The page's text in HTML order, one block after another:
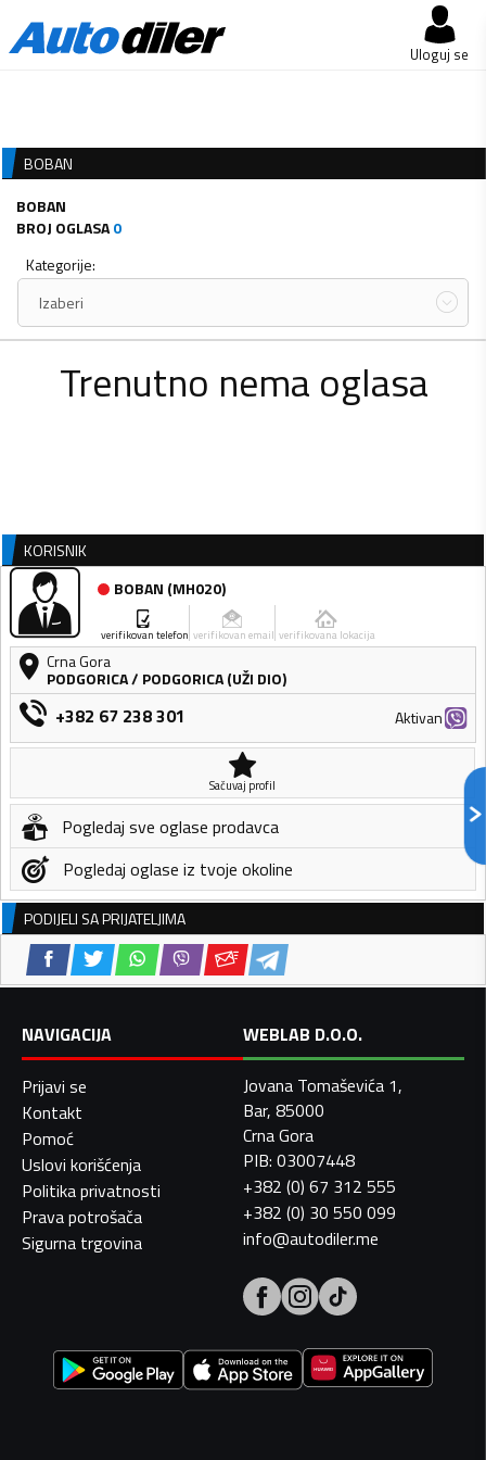
Uloguj se
BOBAN
BOBAN
BROJ OGLASA0
Kategorije:
Izaberi
Trenutno nema oglasa
KORISNIK
BOBAN (MH020)
verifikovan telefon verifikovan email verifikovana lokacija
Crna Gora
PODGORICA/ PODGORICA (UŽI DIO)
+382 67 238 301 Aktivan
Sačuvaj profil
Pogledaj sve oglase prodavca
Pogledaj oglase iz tvoje okoline
PODIJELI SA PRIJATELJIMA
NAVIGACIJA
Prijavi se
Kontakt
Pomoć
Uslovi korišćenja
Politika privatnosti
Prava potrošača
Sigurna trgovina
WEBLAB D.O.O.
Jovana Tomaševića 1,
Bar, 85000
Crna Gora
PIB: 03007448
+382 (0) 67 312 555
+382 (0) 30 550 099
info@autodiler.me